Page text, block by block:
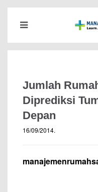
Jumlah
Diprediksi
Depan
16/09/2014.